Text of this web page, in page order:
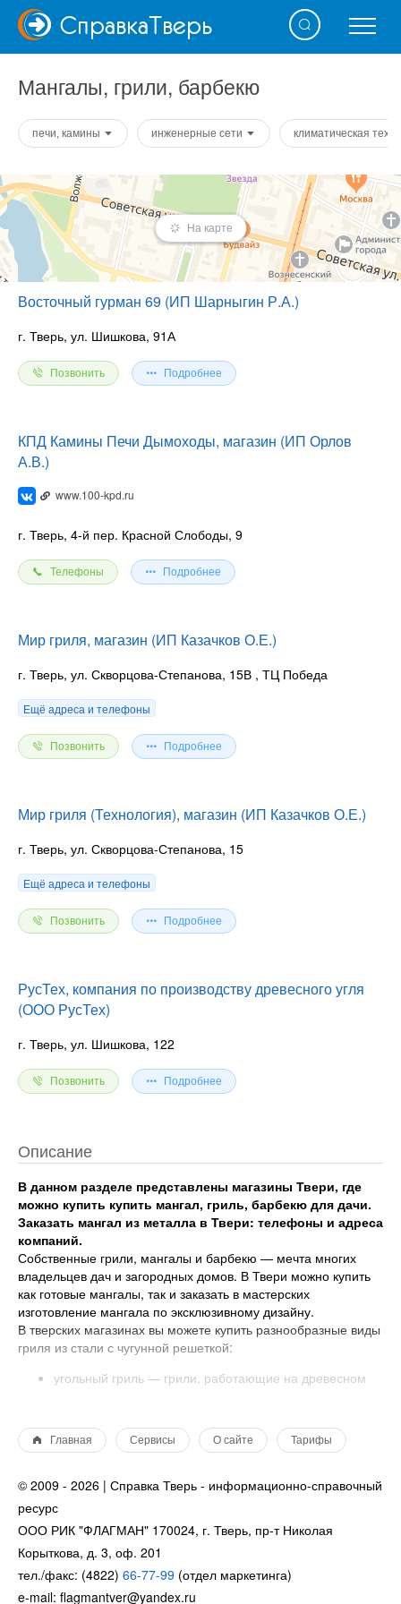
СправкаТверь
Мангалы, грили, барбекю
печи, камины инженерные сети климатическая
На карте
Восточный гурман 69 (ИП Шарныгин Р.А.)
г. Тверь, ул. Шишкова, 91А
Позвонить Подробнее
КПД Камины Печи Дымоходы, магазин (ИП Орлов
А.В.)
www.100-kpd.ru
г. Тверь, 4-й пер. Красной Слободы, 9
Телефоны Подробнее
Мир гриля, магазин (ИП Казачков О.Е.)
г. Тверь, ул. Скворцова-Степанова, 15В , ТЦ Победа
Ещё адреса и телефоны
Позвонить Подробнее
Мир гриля (Технология), магазин (ИП Казачков О.Е.)
г. Тверь, ул. Скворцова-Степанова, 15
Ещё адреса и телефоны
Позвонить Подробнее
РусТех, компания по производству древесного угля
(ООО РусТех)
г. Тверь, ул. Шишкова, 122
Позвонить Подробнее
Описание
В данном разделе представлены магазины Твери, где
можно купить купить мангал, гриль, барбекю для дачи.
Заказать мангал из металла в Твери: телефоны и адреса
компаний.
Собственные грили, мангалы и барбекю — мечта многих
владельцев дач и загородных домов. В Твери можно купить
как готовые мангалы, так и заказать в мастерских
изготовление мангала по эксклюзивному дизайну.
В тверских магазинах вы можете купить разнообразные виды
гриля из стали с чугунной решеткой:
угольный гриль — грили, работающие на древесном
компактного гриля и в формате уличных столов-
каминов;
компактными размерами, что позволяет использовать
их даже в квартирах, например, на балконах или
гриль-решетка для мангала.
Какие мангалы можно купить в Твери?
Мангалы бывают сварные, резные и кованые. Однако
Главная Сервисы О сайте Тарифы
© 2009 - 2026 | Справка Тверь - информационно-справочный
ресурс
ООО РИК "ФЛАГМАН" 170024, г. Тверь, пр-т Николая
Корыткова, д. 3, оф. 201
тел./факс: (4822) 66-77-99 (отдел маркетинга)
e-mail: flagmantver@yandex.ru